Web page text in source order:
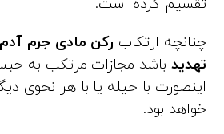
تقسیم کرده است.
چنانچه ارتکاب رکن مادی جرم آدم
تهدید
خواهد بود.